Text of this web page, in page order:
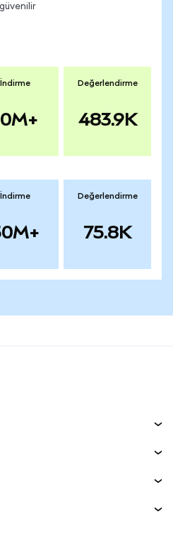
İndirme Değerlendirme
483.9K
İndirme Değerlendirme
75.8K